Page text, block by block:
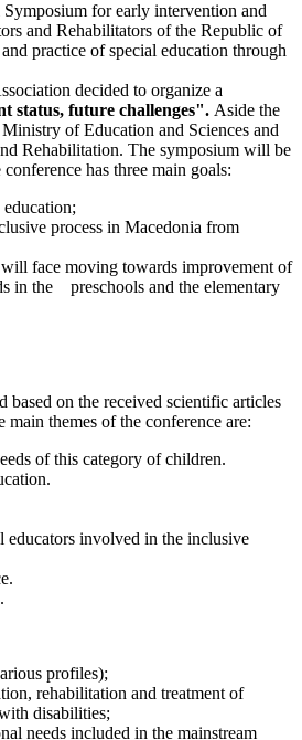
for early intervention and
and Rehabilitators of the Republic of
practice of special education through
decided to organize a
status, future challenges". Aside the
of Education and Sciences and
Rehabilitation. The symposium will be
conference has three main goals:
process in Macedonia from
face moving towards improvement of
in the preschools and the elementary
on the received scientific articles
themes of the conference are:
of this category of children.
educators involved in the inclusive
profiles);
rehabilitation and treatment of
disabilities;
needs included in the mainstream